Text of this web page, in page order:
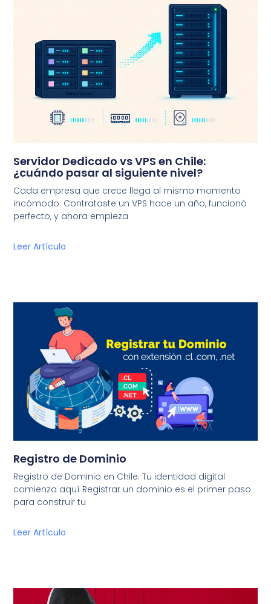
Servidor Dedicado vs VPS en Chile:
¿cuándo pasar al siguiente nivel?
Cada empresa que crece llega al mismo momento
incómodo. Contrataste un VPS hace un año, funcionó
perfecto, y ahora empieza
Leer Artículo
Registro de Dominio
Registro de Dominio en Chile: Tu identidad digital
comienza aquí Registrar un dominio es el primer paso
para construir tu
Leer Artículo